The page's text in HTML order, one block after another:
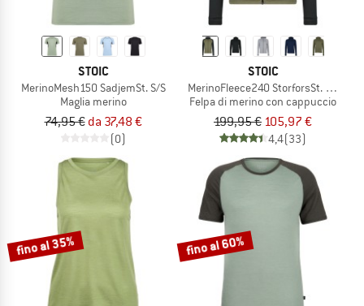
STOIC
MerinoMesh150 SadjemSt. S/S
Maglia merino
74,95 € da 37,48 €
(0)
STOIC
MerinoFleece240 StorforsSt. Zip
Felpa di merino con cappuccio
199,95 € 105,97 €
4,4(33)
fino al 35% fino al 60%